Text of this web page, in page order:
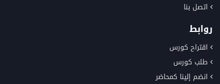
اتصل بنا
روابط
اقتراح كورس
طلب كورس
انضم إلينا كمحاضر